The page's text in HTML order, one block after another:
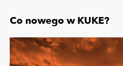
Co nowego w KUKE?